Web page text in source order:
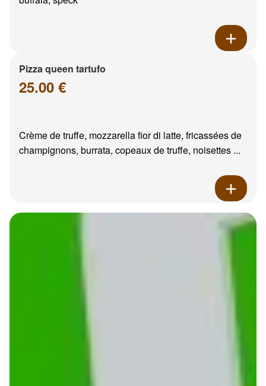
Pizza queen tartufo
25.00 €
Crème de truffe, mozzarella fior di latte, fricassées de
champignons, burrata, copeaux de truffe, noisettes ...